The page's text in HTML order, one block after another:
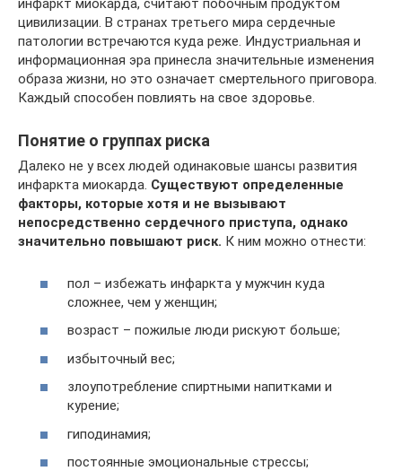
инфаркт миокарда, считают побочным продуктом
цивилизации. В странах третьего мира сердечные
патологии встречаются куда реже. Индустриальная и
информационная эра принесла значительные изменения
образа жизни, но это означает смертельного приговора.
Каждый способен повлиять на свое здоровье.
Понятие о группах риска
Далеко не у всех людей одинаковые шансы развития
инфаркта миокарда. Существуют определенные
факторы, которые хотя и не вызывают
непосредственно сердечного приступа, однако
значительно повышают риск. К ним можно отнести:
пол – избежать инфаркта у мужчин куда
сложнее, чем у женщин;
возраст – пожилые люди рискуют больше;
избыточный вес;
злоупотребление спиртными напитками и
курение;
гиподинамия;
постоянные эмоциональные стрессы;